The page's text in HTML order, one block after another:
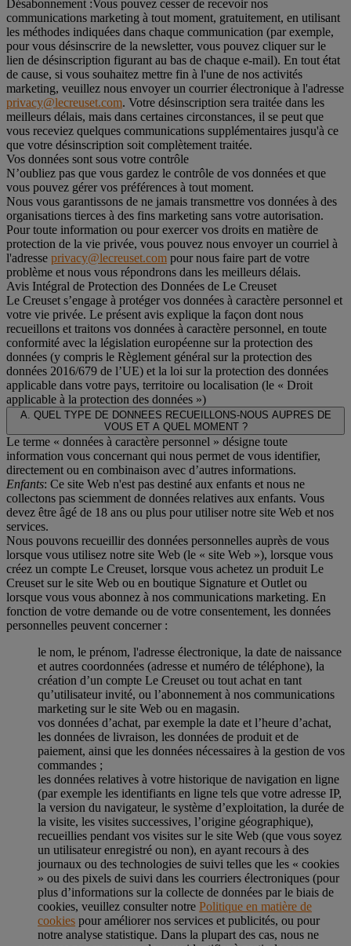
Désabonnement :Vous pouvez cesser de recevoir nos
communications marketing à tout moment, gratuitement, en utilisant
les méthodes indiquées dans chaque communication (par exemple,
pour vous désinscrire de la newsletter, vous pouvez cliquer sur le
lien de désinscription figurant au bas de chaque e-mail). En tout état
de cause, si vous souhaitez mettre fin à l'une de nos activités
marketing, veuillez nous envoyer un courrier électronique à l'adresse
privacy@lecreuset.com. Votre désinscription sera traitée dans les
meilleurs délais, mais dans certaines circonstances, il se peut que
vous receviez quelques communications supplémentaires jusqu'à ce
que votre désinscription soit complètement traitée.
Vos données sont sous votre contrôle
N’oubliez pas que vous gardez le contrôle de vos données et que
vous pouvez gérer vos préférences à tout moment.
Nous vous garantissons de ne jamais transmettre vos données à des
organisations tierces à des fins marketing sans votre autorisation.
Pour toute information ou pour exercer vos droits en matière de
protection de la vie privée, vous pouvez nous envoyer un courriel à
l'adresse privacy@lecreuset.com pour nous faire part de votre
problème et nous vous répondrons dans les meilleurs délais.
Avis Intégral de Protection des Données de Le Creuset
Le Creuset s’engage à protéger vos données à caractère personnel et
votre vie privée. Le présent avis explique la façon dont nous
recueillons et traitons vos données à caractère personnel, en toute
conformité avec la législation européenne sur la protection des
données (y compris le Règlement général sur la protection des
données 2016/679 de l’UE) et la loi sur la protection des données
applicable dans votre pays, territoire ou localisation (le « Droit
applicable à la protection des données »)
A. QUEL TYPE DE DONNEES RECUEILLONS-NOUS AUPRES DE
VOUS ET A QUEL MOMENT ?
Le terme « données à caractère personnel » désigne toute
information vous concernant qui nous permet de vous identifier,
directement ou en combinaison avec d’autres informations.
Enfants: Ce site Web n'est pas destiné aux enfants et nous ne
collectons pas sciemment de données relatives aux enfants. Vous
devez être âgé de 18 ans ou plus pour utiliser notre site Web et nos
services.
Nous pouvons recueillir des données personnelles auprès de vous
lorsque vous utilisez notre site Web (le « site Web »), lorsque vous
créez un compte Le Creuset, lorsque vous achetez un produit Le
Creuset sur le site Web ou en boutique Signature et Outlet ou
lorsque vous vous abonnez à nos communications marketing. En
fonction de votre demande ou de votre consentement, les données
personnelles peuvent concerner :
le nom, le prénom, l'adresse électronique, la date de naissance
et autres coordonnées (adresse et numéro de téléphone), la
création d’un compte Le Creuset ou tout achat en tant
qu’utilisateur invité, ou l’abonnement à nos communications
marketing sur le site Web ou en magasin.
vos données d’achat, par exemple la date et l’heure d’achat,
les données de livraison, les données de produit et de
paiement, ainsi que les données nécessaires à la gestion de vos
commandes ;
les données relatives à votre historique de navigation en ligne
(par exemple les identifiants en ligne tels que votre adresse IP,
la version du navigateur, le système d’exploitation, la durée de
la visite, les visites successives, l’origine géographique),
recueillies pendant vos visites sur le site Web (que vous soyez
un utilisateur enregistré ou non), en ayant recours à des
journaux ou des technologies de suivi telles que les « cookies
» ou des pixels de suivi dans les courriers électroniques (pour
plus d’informations sur la collecte de données par le biais de
cookies, veuillez consulter notre Politique en matière de
cookies pour améliorer nos services et publicités, ou pour
notre analyse statistique. Dans la plupart des cas, nous ne